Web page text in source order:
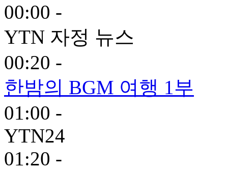
00:00 -
YTN 자정 뉴스
00:20 -
한밤의 BGM 여행 1부
01:00 -
YTN24
01:20 -